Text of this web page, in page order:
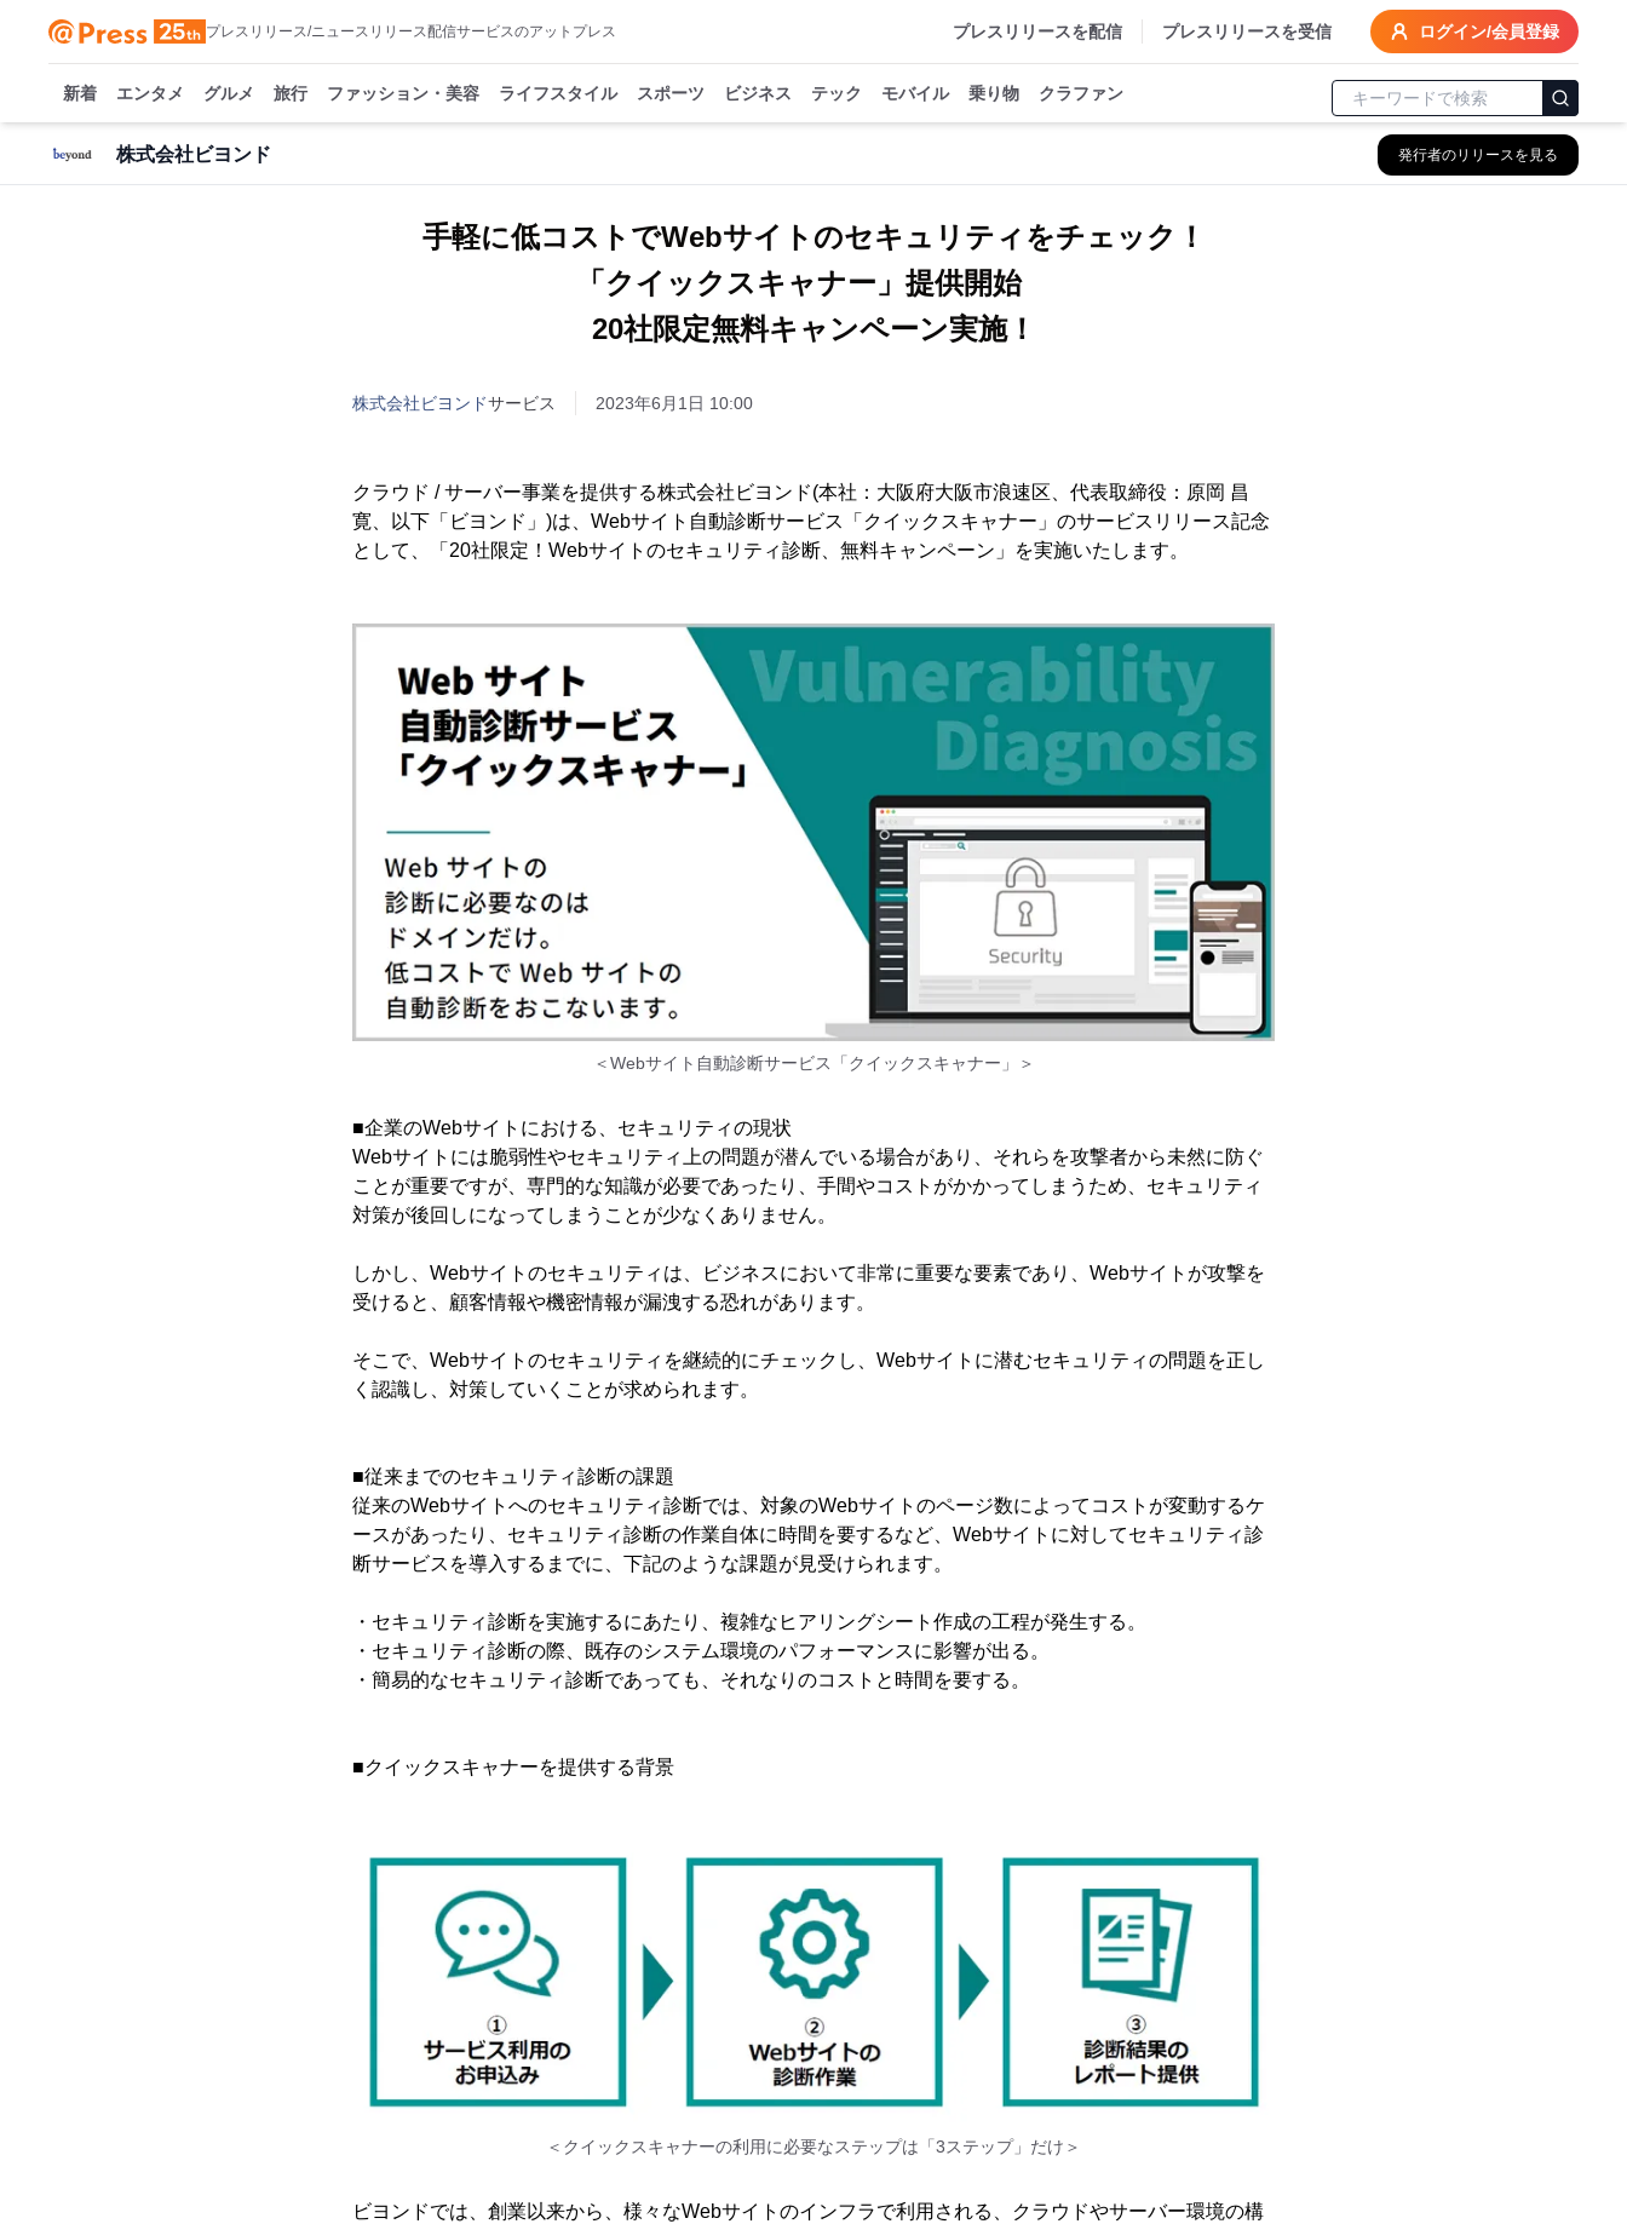
プレスリリース/ニュースリリース配信サービスのアットプレス プレスリリースを配信 プレスリリースを受信 ログイン/会員登録
新着 エンタメ グルメ 旅行 ファッション・美容 ライフスタイル スポーツ ビジネス テック モバイル 乗り物 クラファン
株式会社ビヨンド 発行者のリリースを見る
手軽に低コストでWebサイトのセキュリティをチェック！
「クイックスキャナー」提供開始
20社限定無料キャンペーン実施！
株式会社ビヨンドサービス 2023年6月1日 10:00
クラウド / サーバー事業を提供する株式会社ビヨンド(本社：大阪府大阪市浪速区、代表取締役：原岡 昌
寛、以下「ビヨンド」)は、Webサイト自動診断サービス「クイックスキャナー」のサービスリリース記念
として、「20社限定！Webサイトのセキュリティ診断、無料キャンペーン」を実施いたします。
＜Webサイト自動診断サービス「クイックスキャナー」＞
■企業のWebサイトにおける、セキュリティの現状
Webサイトには脆弱性やセキュリティ上の問題が潜んでいる場合があり、それらを攻撃者から未然に防ぐ
ことが重要ですが、専門的な知識が必要であったり、手間やコストがかかってしまうため、セキュリティ
対策が後回しになってしまうことが少なくありません。
しかし、Webサイトのセキュリティは、ビジネスにおいて非常に重要な要素であり、Webサイトが攻撃を
受けると、顧客情報や機密情報が漏洩する恐れがあります。
そこで、Webサイトのセキュリティを継続的にチェックし、Webサイトに潜むセキュリティの問題を正し
く認識し、対策していくことが求められます。
■従来までのセキュリティ診断の課題
従来のWebサイトへのセキュリティ診断では、対象のWebサイトのページ数によってコストが変動するケ
ースがあったり、セキュリティ診断の作業自体に時間を要するなど、Webサイトに対してセキュリティ診
断サービスを導入するまでに、下記のような課題が見受けられます。
・セキュリティ診断を実施するにあたり、複雑なヒアリングシート作成の工程が発生する。
・セキュリティ診断の際、既存のシステム環境のパフォーマンスに影響が出る。
・簡易的なセキュリティ診断であっても、それなりのコストと時間を要する。
■クイックスキャナーを提供する背景
＜クイックスキャナーの利用に必要なステップは「3ステップ」だけ＞
ビヨンドでは、創業以来から、様々なWebサイトのインフラで利用される、クラウドやサーバー環境の構